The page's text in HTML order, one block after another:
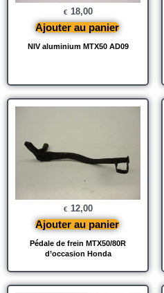
NIV aluminium MTX50 AD09
€ 18,00
Ajouter au panier
Pédale de frein MTX50/80R
d’occasion Honda
€ 12,00
Ajouter au panier